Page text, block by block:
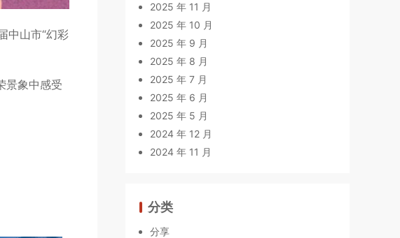
中山市“幻彩
景象中感受
2025 年 11 月
2025 年 10 月
2025 年 9 月
2025 年 8 月
2025 年 7 月
2025 年 6 月
2025 年 5 月
2024 年 12 月
2024 年 11 月
分类
分享